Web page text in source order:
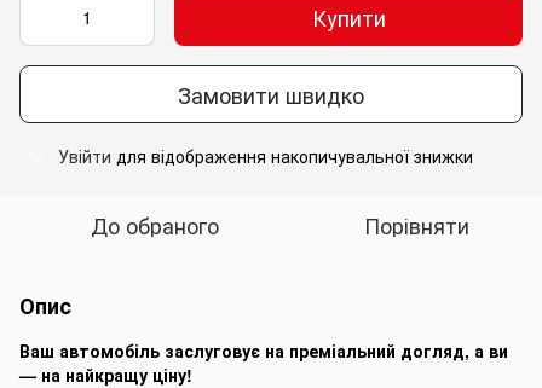
Купити
Замовити швидко
Увійти для відображення накопичувальної знижки
До обраного Порівняти
Опис
Ваш автомобіль заслуговує на преміальний догляд, а ви
— на найкращу ціну!